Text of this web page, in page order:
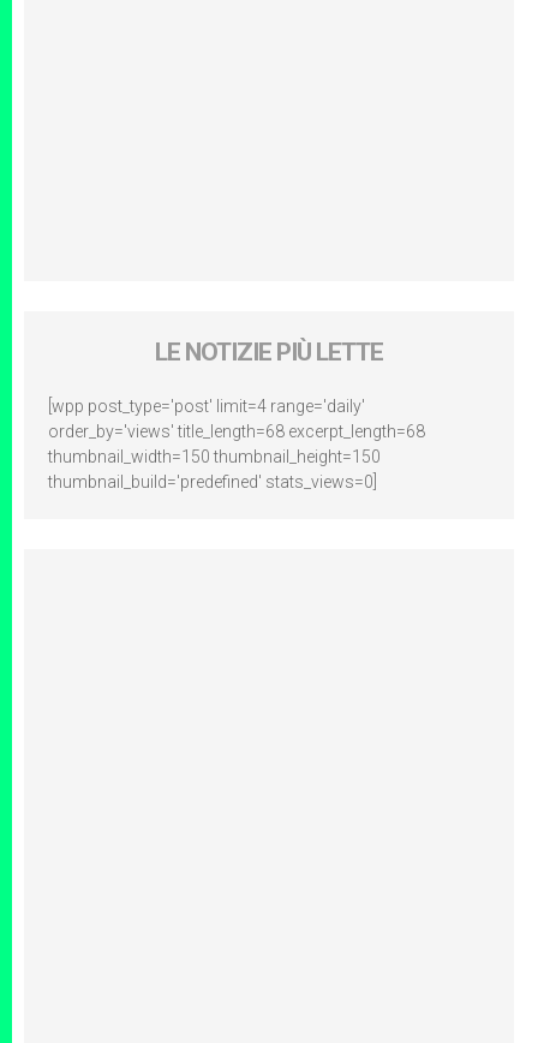
LE NOTIZIE PIÙ LETTE
[wpp post_type='post' limit=4 range='daily'
order_by='views' title_length=68 excerpt_length=68
thumbnail_width=150 thumbnail_height=150
thumbnail_build='predefined' stats_views=0]